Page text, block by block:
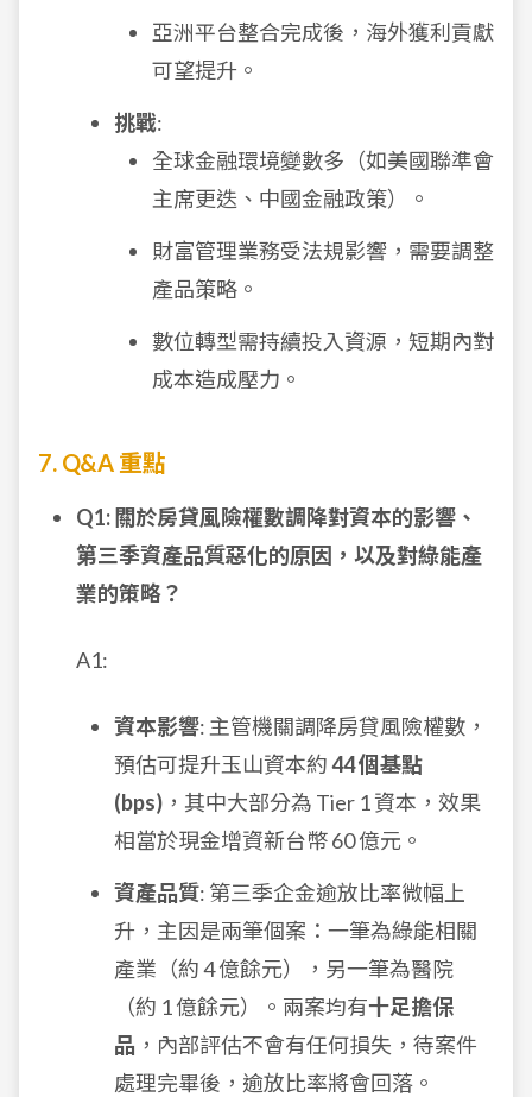
亞洲平台整合完成後，海外獲利貢獻
可望提升。
挑戰:
全球金融環境變數多（如美國聯準會
主席更迭、中國金融政策）。
財富管理業務受法規影響，需要調整
產品策略。
數位轉型需持續投入資源，短期內對
成本造成壓力。
7. Q&A 重點
Q1: 關於房貸風險權數調降對資本的影響、
第三季資產品質惡化的原因，以及對綠能產
業的策略？
A1:
資本影響: 主管機關調降房貸風險權數，
預估可提升玉山資本約44 個基點
(bps) ，其中大部分為 Tier 1 資本，效果
相當於現金增資新台幣 60 億元。
資產品質: 第三季企金逾放比率微幅上
升，主因是兩筆個案：一筆為綠能相關
產業（約 4 億餘元），另一筆為醫院
（約 1 億餘元）。兩案均有十足擔保
品 ，內部評估不會有任何損失，待案件
處理完畢後，逾放比率將會回落。